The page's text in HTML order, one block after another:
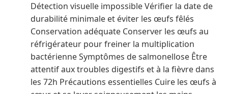
Détection visuelle impossible Vérifier la date de
durabilité minimale et éviter les œufs fêlés
Conservation adéquate Conserver les œufs au
réfrigérateur pour freiner la multiplication
bactérienne Symptômes de salmonellose Être
attentif aux troubles digestifs et à la fièvre dans
les 72h Précautions essentielles Cuire les œufs à